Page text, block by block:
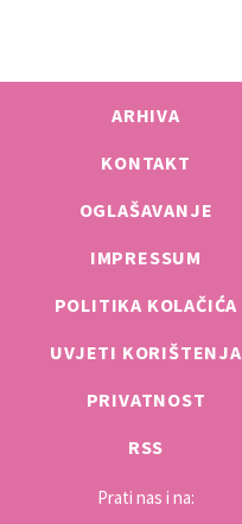
ARHIVA
KONTAKT
OGLAŠAVANJE
IMPRESSUM
POLITIKA KOLAČIĆA
UVJETI KORIŠTENJA
PRIVATNOST
RSS
Prati nas i na: